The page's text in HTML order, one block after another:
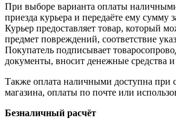
При выборе варианта оплаты
приезда курьера и передаёте ему сумму
Курьер предоставляет товар, который
предмет повреждений, соответствие
Покупатель подписывает
документы, вносит денежные средства и
Также оплата наличными доступна при
магазина, оплаты по почте или
Безналичный расчёт